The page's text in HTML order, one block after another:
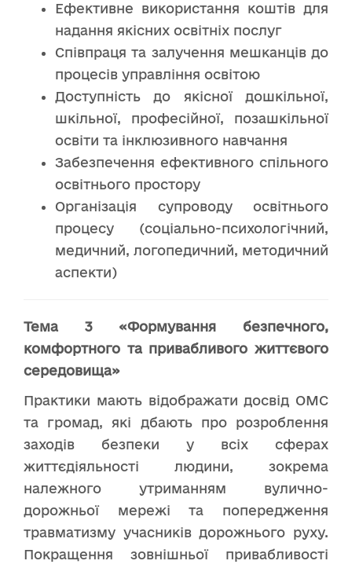
Ефективне використання коштів для
надання якісних освітніх послуг
Співпраця та залучення мешканців до
процесів управління освітою
Доступність до якісної дошкільної,
шкільної, професійної, позашкільної
освіти та інклюзивного навчання
Забезпечення ефективного спільного
освітнього простору
Організація супроводу освітнього
процесу (соціально-психологічний,
медичний, логопедичний, методичний
аспекти)
Тема 3 «Формування безпечного,
комфортного та привабливого життєвого
середовища»
Практики мають відображати досвід ОМС
та громад, які дбають про розроблення
заходів безпеки у всіх сферах
життєдіяльності людини, зокрема
належного утриманням вулично-
дорожньої мережі та попередження
травматизму учасників дорожнього руху.
Покращення зовнішньої привабливості